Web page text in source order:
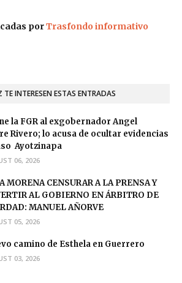
porTrasfondo informativo
TE INTERESEN ESTAS ENTRADAS
la FGR al exgobernador Angel
Rivero; lo acusa de ocultar evidencias
Ayotzinapa
06, 2026
MORENA CENSURAR A LA PRENSA Y
AL GOBIERNO EN ÁRBITRO DE
MANUEL AÑORVE
05, 2026
camino de Esthela en Guerrero
03, 2026